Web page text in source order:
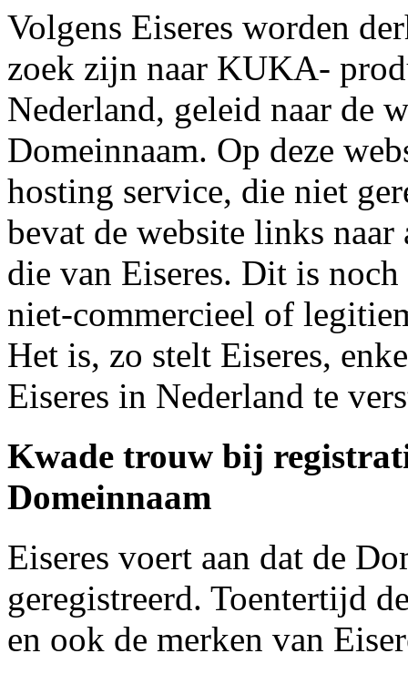
Volgens Eiseres worden
zoek zijn naar KUKA-
Nederland, geleid naar de
Domeinnaam. Op deze
hosting service, die niet
bevat de website links naar
die van Eiseres. Dit is
niet-commercieel of
Het is, zo stelt Eiseres,
Eiseres in Nederland te
Kwade trouw bij
Domeinnaam
Eiseres voert aan dat de
geregistreerd. Toentertijd
en ook de merken van